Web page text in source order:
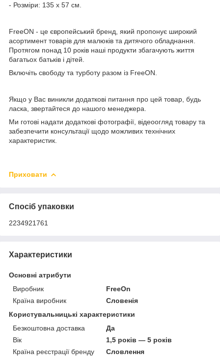
- Розміри: 135 x 57 см.
FreeON - це європейський бренд, який пропонує широкий
асортимент товарів для малюків та дитячого обладнання.
Протягом понад 10 років наші продукти збагачують життя
багатьох батьків і дітей.
Включіть свободу та турботу разом із FreeON.
Якщо у Вас виникли додаткові питання про цей товар, будь
ласка, звертайтеся до нашого менеджера.
Ми готові надати додаткові фотографії, відеоогляд товару та
забезпечити консультації щодо можливих технічних
характеристик.
Приховати
Спосіб упаковки
2234921761
Характеристики
Основні атрибути
Виробник
FreeOn
Країна виробник
Словенія
Користувальницькі характеристики
Безкоштовна доставка
Да
Вік
1,5 років — 5 років
Країна реєстрації бренду
Словлення